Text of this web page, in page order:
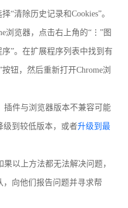
“清除历史记录和Cookies”。
浏览器，点击右上角的“⋮”图
”。在扩展程序列表中找到有
钮，然后重新打开Chrome浏
插件与浏览器版本不兼容可能
级到较低版本，或者升级到最
以上方法都无法解决问题，
，向他们报告问题并寻求帮